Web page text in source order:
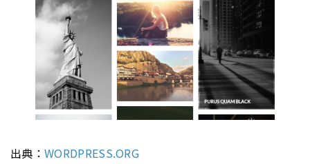
出典： WORDPRESS.ORG